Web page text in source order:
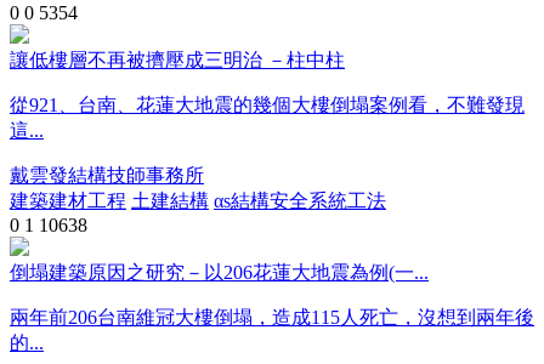
0 0 5354
讓低樓層不再被擠壓成三明治 －柱中柱
從921、台南、花蓮大地震的幾個大樓倒塌案例看，不難發現
這...
戴雲發結構技師事務所
建築建材工程 土建結構 αs結構安全系統工法
0 1 10638
倒塌建築原因之研究－以206花蓮大地震為例(一...
兩年前206台南維冠大樓倒塌，造成115人死亡，沒想到兩年後
的...